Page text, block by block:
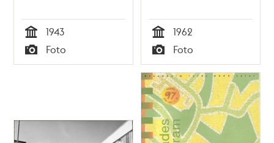
Tid
1943
Typ
Foto Tid
1962
Typ
Foto